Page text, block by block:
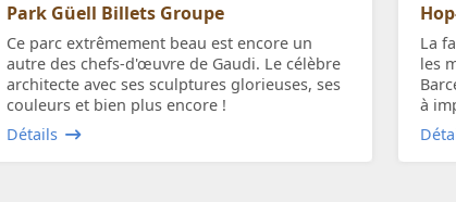
Park Güell Billets Groupe
Ce parc extrêmement beau est encore un
autre des chefs-d'œuvre de Gaudi. Le célèbre
architecte avec ses sculptures glorieuses, ses
couleurs et bien plus encore !
Détails
La
les
à